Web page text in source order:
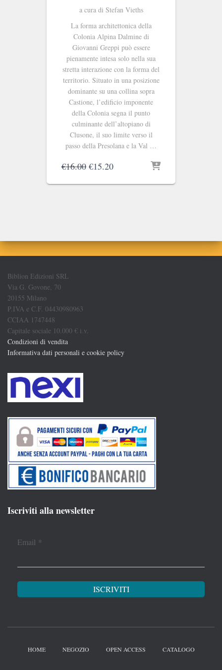
a cura di Stefan Vieths
La forma architettonica della
Colonia Alpina Dalmine di
Giovanni Greppi può essere
pienamente intesa solo nella sua
stretta interazione con la forma del
territorio. Situato in una posizione
dominante su una collina sopra
Castione, l’edificio imponente
della Colonia segna il punto
culminante dell’altopiano di
Clusone, il suo limite verso il
passo della Presolana e la Val …
€16.00 Il
originale
€15.20Il
attuale
Biblion Edizioni SRL
Via G. Govone, 70
20155 Milano
P.IVA e C.F. 04430980963
CCIAA 1747448
Capitale sociale 10.000 € i.v.
Condizioni di vendita
Informativa dati personali e cookie policy
Iscriviti alla newsletter
Email *
HOME NEGOZIO OPEN ACCESS CATALOGO